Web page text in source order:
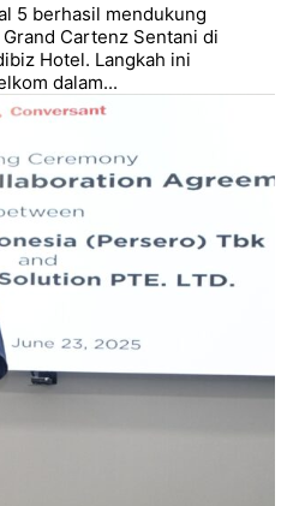
5 berhasil mendukung
Cartenz Sentani di
Langkah ini
dalam...